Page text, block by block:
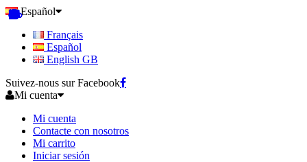
Español
Français
Español
English GB
Suivez-nous sur Facebook
Mi cuenta
Mi cuenta
Contacte con nosotros
Mi carrito
Iniciar sesión